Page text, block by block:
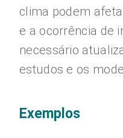
clima podem
e a ocorrência de
necessário
estudos e os
Exemplos